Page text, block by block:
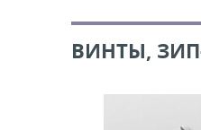
вывесок и шелфтокеры
ВИНТЫ,